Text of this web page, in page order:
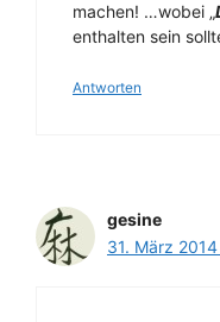
machen! …wobei „
enthalten sein
Antworten
gesine
31. März